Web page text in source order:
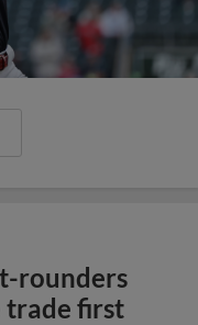
rounders
trade first